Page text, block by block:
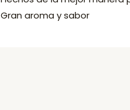
Gran aroma y sabor